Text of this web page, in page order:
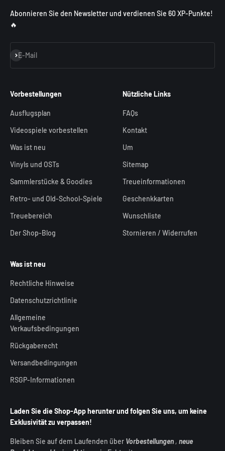
Abonnieren Sie den Newsletter und verdienen Sie 60 XP-Punkte!
🔥
E-Mail
Abonnieren
Vorbestellungen
Ausflugsplan
Videospiele vorbestellen
Was ist neu
Vinyls und OSTs
Sammlerstücke & Goodies
Retro- und Old-School-Spiele
Treuebereich
Der Shop-Blog
Nützliche Links
FAQs
Kontakt
Um
Sitemap
Treueinformationen
Geschenkkarten
Wunschliste
Stornieren / Widerrufen
Was ist neu
Rechtliche Hinweise
Datenschutzrichtlinie
Allgemeine
Verkaufsbedingungen
Rückgaberecht
Versandbedingungen
RSGP-Informationen
Laden Sie die Shop-App herunter und folgen Sie uns, um keine
Exklusivität zu verpassen!
Bleiben Sie auf dem Laufenden über Vorbestellungen , neue